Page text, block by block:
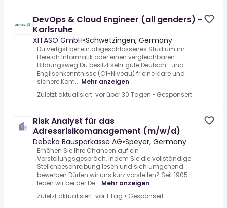
DevOps & Cloud Engineer (all genders) -
Karlsruhe
XITASO GmbH•Schwetzingen, Germany
Du verfgst ber ein abgeschlossenes Studium im
Bereich Informatik oder einen vergleichbaren
Bildungsweg.Du besitzt sehr gute Deutsch- und
Englischkenntnisse (C1-Niveau) fr eine klare und
sichere Kom... Mehr anzeigen
Zuletzt aktualisiert: vor über 30 Tagen • Gesponsert
Risk Analyst für das
Adressrisikomanagement (m/w/d)
Debeka Bausparkasse AG•Speyer, Germany
Erhöhen Sie Ihre Chancen auf ein
Vorstellungsgespräch, indem Sie die vollständige
Stellenbeschreibung lesen und sich umgehend
bewerben.Dürfen wir uns kurz vorstellen? Seit 1905
leben wir bei der De... Mehr anzeigen
Zuletzt aktualisiert: vor 1 Tag • Gesponsert